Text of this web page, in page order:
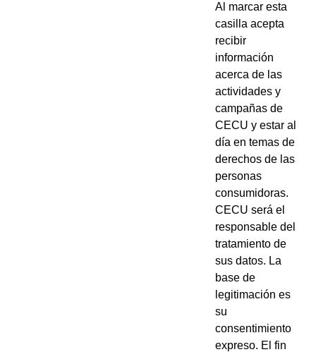
Al marcar esta
casilla acepta
recibir
información
acerca de las
actividades y
campañas de
CECU y estar al
día en temas de
derechos de las
personas
consumidoras.
CECU será el
responsable del
tratamiento de
sus datos. La
base de
legitimación es
su
consentimiento
expreso. El fin